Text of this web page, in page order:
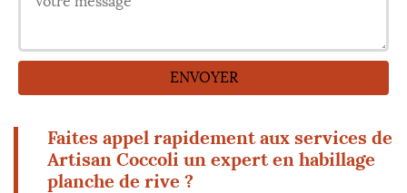
Faites appel rapidement aux services de
Artisan Coccoli un expert en habillage
planche de rive ?